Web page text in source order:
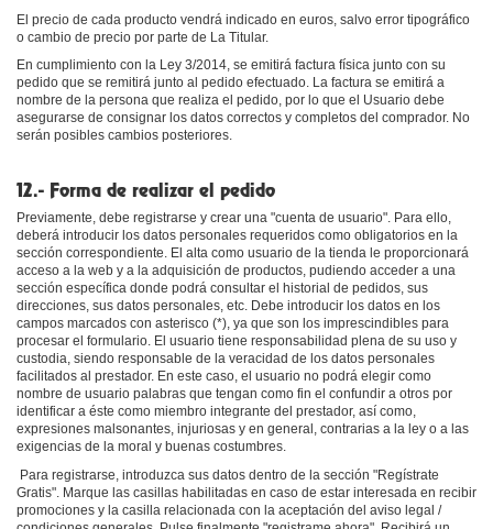
El precio de cada producto vendrá indicado en euros, salvo error tipográfico
o cambio de precio por parte de La Titular.
En cumplimiento con la Ley 3/2014, se emitirá factura física junto con su
pedido que se remitirá junto al pedido efectuado. La factura se emitirá a
nombre de la persona que realiza el pedido, por lo que el Usuario debe
asegurarse de consignar los datos correctos y completos del comprador. No
serán posibles cambios posteriores.
12.- Forma de realizar el pedido
Previamente, debe registrarse y crear una "cuenta de usuario". Para ello,
deberá introducir los datos personales requeridos como obligatorios en la
sección correspondiente. El alta como usuario de la tienda le proporcionará
acceso a la web y a la adquisición de productos, pudiendo acceder a una
sección específica donde podrá consultar el historial de pedidos, sus
direcciones, sus datos personales, etc. Debe introducir los datos en los
campos marcados con asterisco (*), ya que son los imprescindibles para
procesar el formulario. El usuario tiene responsabilidad plena de su uso y
custodia, siendo responsable de la veracidad de los datos personales
facilitados al prestador. En este caso, el usuario no podrá elegir como
nombre de usuario palabras que tengan como fin el confundir a otros por
identificar a éste como miembro integrante del prestador, así como,
expresiones malsonantes, injuriosas y en general, contrarias a la ley o a las
exigencias de la moral y buenas costumbres.
Para registrarse, introduzca sus datos dentro de la sección "Regístrate
Gratis". Marque las casillas habilitadas en caso de estar interesada en recibir
promociones y la casilla relacionada con la aceptación del aviso legal /